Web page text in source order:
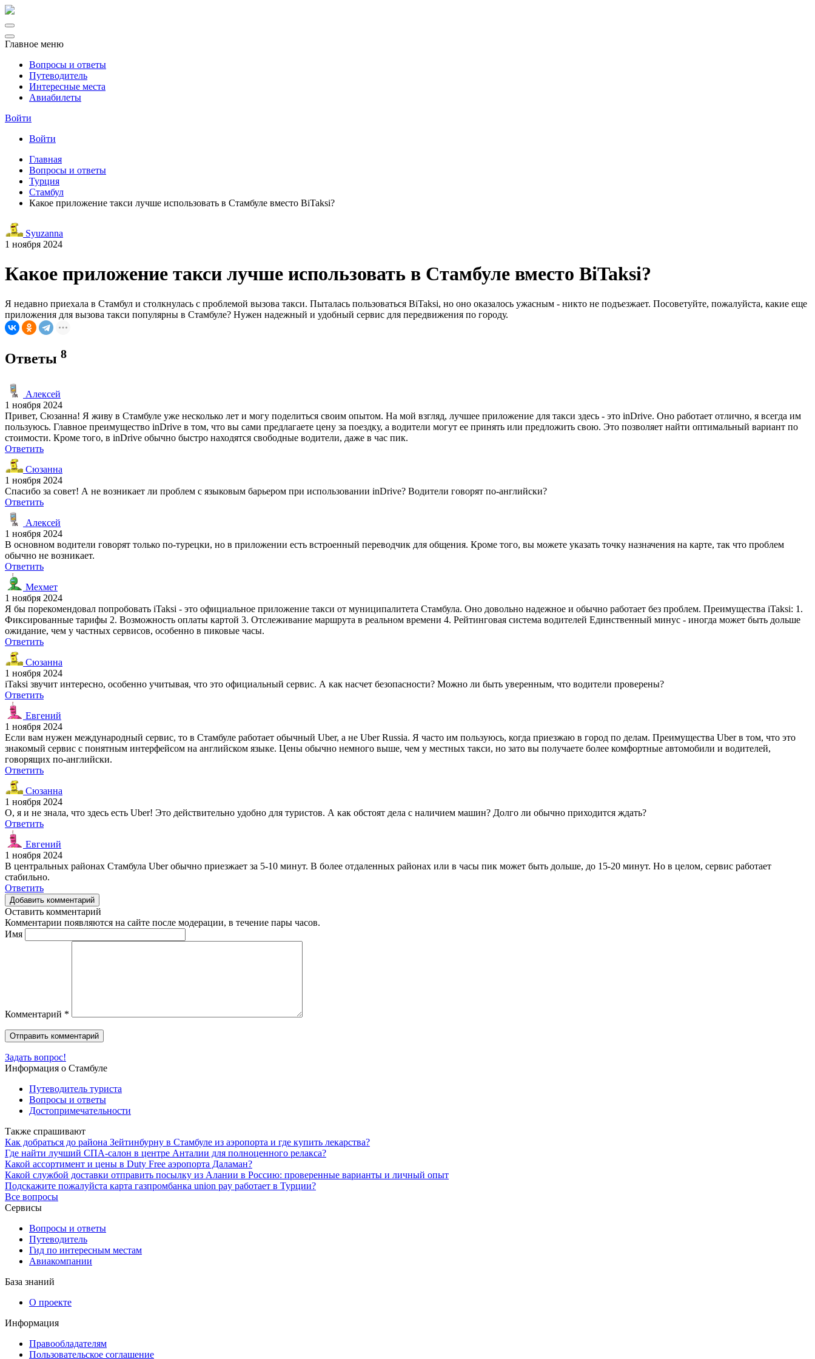
Главное меню
Вопросы и ответы
Путеводитель
Интересные места
Авиабилеты
Войти
Войти
Главная
Вопросы и ответы
Турция
Стамбул
Какое приложение такси лучше использовать в Стамбуле вместо BiTaksi?
Syuzanna
1 ноября 2024
Какое приложение такси лучше использовать в Стамбуле вместо BiTaksi?
Я недавно приехала в Стамбул и столкнулась с проблемой вызова такси. Пыталась пользоваться BiTaksi, но оно оказалось ужасным - никто не подъезжает. Посоветуйте, пожалуйста, какие еще
приложения для вызова такси популярны в Стамбуле? Нужен надежный и удобный сервис для передвижения по городу.
Ответы 8
Алексей
1 ноября 2024
Привет, Сюзанна! Я живу в Стамбуле уже несколько лет и могу поделиться своим опытом. На мой взгляд, лучшее приложение для такси здесь - это inDrive. Оно работает отлично, я всегда им
пользуюсь. Главное преимущество inDrive в том, что вы сами предлагаете цену за поездку, а водители могут ее принять или предложить свою. Это позволяет найти оптимальный вариант по
стоимости. Кроме того, в inDrive обычно быстро находятся свободные водители, даже в час пик.
Ответить
Сюзанна
1 ноября 2024
Спасибо за совет! А не возникает ли проблем с языковым барьером при использовании inDrive? Водители говорят по-английски?
Ответить
Алексей
1 ноября 2024
В основном водители говорят только по-турецки, но в приложении есть встроенный переводчик для общения. Кроме того, вы можете указать точку назначения на карте, так что проблем
обычно не возникает.
Ответить
Мехмет
1 ноября 2024
Я бы порекомендовал попробовать iTaksi - это официальное приложение такси от муниципалитета Стамбула. Оно довольно надежное и обычно работает без проблем. Преимущества iTaksi: 1.
Фиксированные тарифы 2. Возможность оплаты картой 3. Отслеживание маршрута в реальном времени 4. Рейтинговая система водителей Единственный минус - иногда может быть дольше
ожидание, чем у частных сервисов, особенно в пиковые часы.
Ответить
Сюзанна
1 ноября 2024
iTaksi звучит интересно, особенно учитывая, что это официальный сервис. А как насчет безопасности? Можно ли быть уверенным, что водители проверены?
Ответить
Евгений
1 ноября 2024
Если вам нужен международный сервис, то в Стамбуле работает обычный Uber, а не Uber Russia. Я часто им пользуюсь, когда приезжаю в город по делам. Преимущества Uber в том, что это
знакомый сервис с понятным интерфейсом на английском языке. Цены обычно немного выше, чем у местных такси, но зато вы получаете более комфортные автомобили и водителей,
говорящих по-английски.
Ответить
Сюзанна
1 ноября 2024
О, я и не знала, что здесь есть Uber! Это действительно удобно для туристов. А как обстоят дела с наличием машин? Долго ли обычно приходится ждать?
Ответить
Евгений
1 ноября 2024
В центральных районах Стамбула Uber обычно приезжает за 5-10 минут. В более отдаленных районах или в часы пик может быть дольше, до 15-20 минут. Но в целом, сервис работает
стабильно.
Ответить
Добавить комментарий
Оставить комментарий
Комментарии появляются на сайте после модерации, в течение пары часов.
Имя
Комментарий *
Задать вопрос!
Информация о Стамбуле
Путеводитель туриста
Вопросы и ответы
Достопримечательности
Также спрашивают
Как добраться до района Зейтинбурну в Стамбуле из аэропорта и где купить лекарства?
Где найти лучший СПА-салон в центре Анталии для полноценного релакса?
Какой ассортимент и цены в Duty Free аэропорта Даламан?
Какой службой доставки отправить посылку из Алании в Россию: проверенные варианты и личный опыт
Подскажите пожалуйста карта газпромбанка union pay работает в Турции?
Все вопросы
Сервисы
Вопросы и ответы
Путеводитель
Гид по интересным местам
Авиакомпании
База знаний
О проекте
Информация
Правообладателям
Пользовательское соглашение